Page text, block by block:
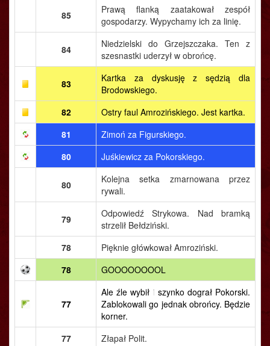
85
Prawą flanką zaatakował zespół
gospodarzy. Wypychamy ich za linię.
84
Niedzielski do Grzejszczaka. Ten z
szesnastki uderzył w obrońcę.
83
Kartka za dyskusję z sędzią dla
Brodowskiego.
82
Ostry faul Amrozińskiego. Jest kartka.
81
Zimoń za Figurskiego.
80
Juśkiewicz za Pokorskiego.
80
Kolejna setka zmarnowana przez
rywali.
79
Odpowiedź Strykowa. Nad bramką
strzelił Bełdziński.
78
Pięknie główkował Amroziński.
78
GOOOOOOOOL
77
Ale źle wybił i szynko dograł Pokorski.
Zablokowali go jednak obrońcy. Będzie
korner.
77
Złapał Polit.